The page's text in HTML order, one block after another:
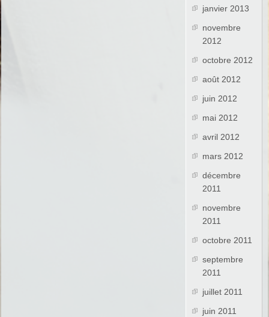
janvier 2013
novembre
2012
octobre 2012
août 2012
juin 2012
mai 2012
avril 2012
mars 2012
décembre
2011
novembre
2011
octobre 2011
septembre
2011
juillet 2011
juin 2011